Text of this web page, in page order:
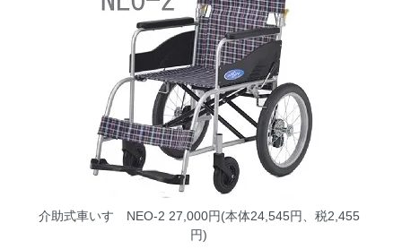
介助式車いす NEO-2 27,000円(本体24,545円、税2,455
円)